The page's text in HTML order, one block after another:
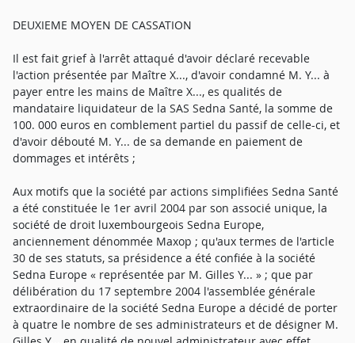
DEUXIEME MOYEN DE CASSATION
Il est fait grief à l'arrêt attaqué d'avoir déclaré recevable
l'action présentée par Maître X..., d'avoir condamné M. Y... à
payer entre les mains de Maître X..., es qualités de
mandataire liquidateur de la SAS Sedna Santé, la somme de
100. 000 euros en comblement partiel du passif de celle-ci, et
d'avoir débouté M. Y... de sa demande en paiement de
dommages et intérêts ;
Aux motifs que la société par actions simplifiées Sedna Santé
a été constituée le 1er avril 2004 par son associé unique, la
société de droit luxembourgeois Sedna Europe,
anciennement dénommée Maxop ; qu'aux termes de l'article
30 de ses statuts, sa présidence a été confiée à la société
Sedna Europe « représentée par M. Gilles Y... » ; que par
délibération du 17 septembre 2004 l'assemblée générale
extraordinaire de la société Sedna Europe a décidé de porter
à quatre le nombre de ses administrateurs et de désigner M.